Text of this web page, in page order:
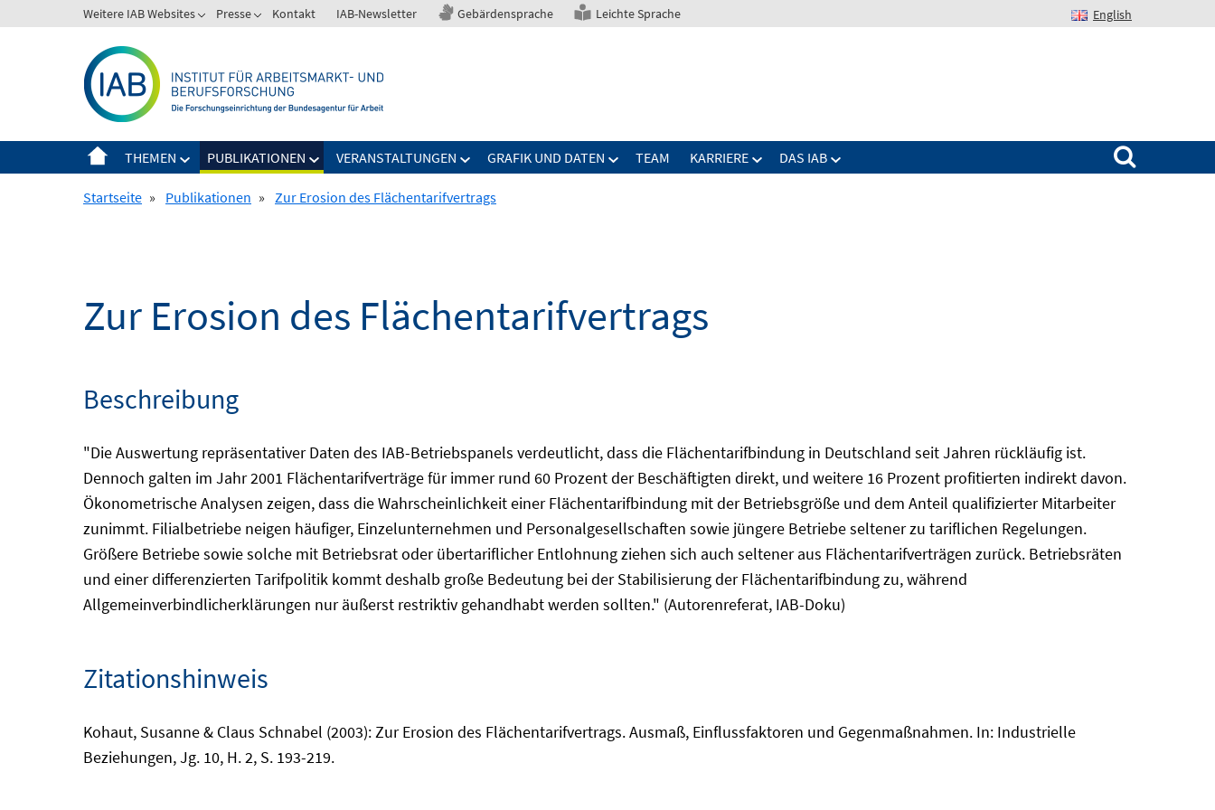
zum
Weitere IAB Websites Presse Kontakt IAB-Newsletter Gebärdensprache Leichte Sprache English
THEMEN PUBLIKATIONEN VERANSTALTUNGEN GRAFIK UND DATEN TEAM KARRIERE DAS IAB
Suchen nach:
Startseite » Publikationen » Zur Erosion des Flächentarifvertrags
Zur Erosion des Flächentarifvertrags
Beschreibung
"Die Auswertung repräsentativer Daten des IAB-Betriebspanels verdeutlicht, dass die Flächentarifbindung in Deutschland seit Jahren rückläufig ist.
Dennoch galten im Jahr 2001 Flächentarifverträge für immer rund 60 Prozent der Beschäftigten direkt, und weitere 16 Prozent profitierten indirekt davon.
Ökonometrische Analysen zeigen, dass die Wahrscheinlichkeit einer Flächentarifbindung mit der Betriebsgröße und dem Anteil qualifizierter Mitarbeiter
zunimmt. Filialbetriebe neigen häufiger, Einzelunternehmen und Personalgesellschaften sowie jüngere Betriebe seltener zu tariflichen Regelungen.
Größere Betriebe sowie solche mit Betriebsrat oder übertariflicher Entlohnung ziehen sich auch seltener aus Flächentarifverträgen zurück. Betriebsräten
und einer differenzierten Tarifpolitik kommt deshalb große Bedeutung bei der Stabilisierung der Flächentarifbindung zu, während
Allgemeinverbindlicherklärungen nur äußerst restriktiv gehandhabt werden sollten." (Autorenreferat, IAB-Doku)
Zitationshinweis
Kohaut, Susanne & Claus Schnabel (2003): Zur Erosion des Flächentarifvertrags. Ausmaß, Einflussfaktoren und Gegenmaßnahmen. In: Industrielle
Beziehungen, Jg. 10, H. 2, S. 193-219.